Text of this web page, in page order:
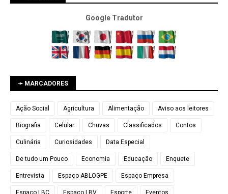
Google Tradutor
➛ MARCADORES
Ação Social Agricultura Alimentação Aviso aos leitores
Biografia Celular Chuvas Classificados Contos
Culinária Curiosidades Data Especial
De tudo um Pouco Economia Educação Enquete
Entrevista Espaço ABLOGPE Espaço Empresa
Espaço LBC Espaço LBV Esporte Eventos